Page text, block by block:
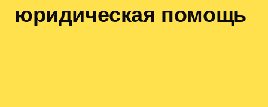
юридическая помощь